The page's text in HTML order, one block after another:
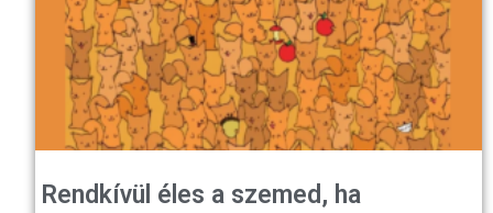
Rendkívül éles a szemed, ha